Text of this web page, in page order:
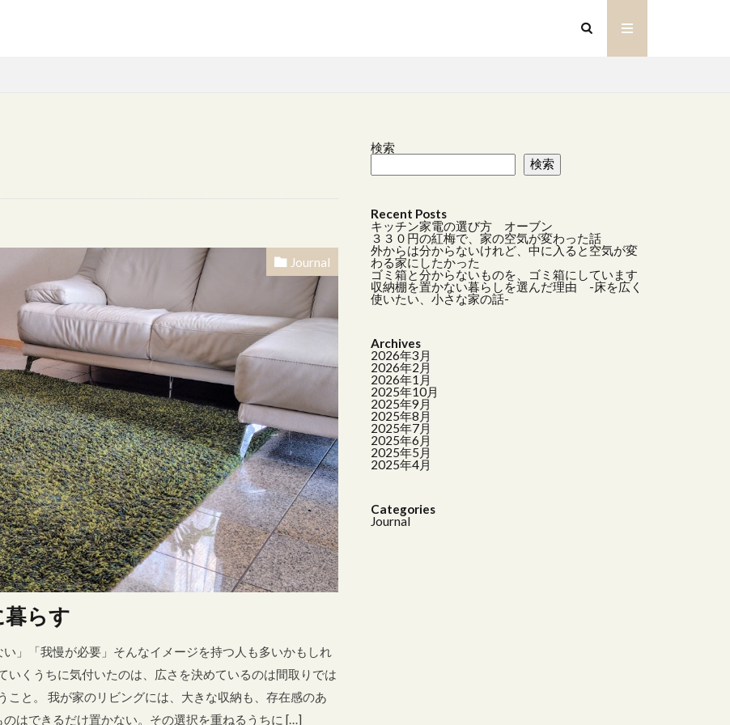
Journal
らす
」「我慢が必要」そんなイメージを持つ人も多いかもしれ
いくうちに気付いたのは、広さを決めているのは間取りでは
こと。 我が家のリビングには、大きな収納も、存在感のあ
はできるだけ置かない。その選択を重ねるうちに […]
検索
検索
Recent Posts
キッチン家電の選び方 オーブン
３３０円の紅梅で、家の空気が変わった話
外からは分からないけれど、中に入ると空気が変
わる家にしたかった
ゴミ箱と分からないものを、ゴミ箱にしています
収納棚を置かない暮らしを選んだ理由 -床を広く
使いたい、小さな家の話-
Archives
2026年3月
2026年2月
2026年1月
2025年10月
2025年9月
2025年8月
2025年7月
2025年6月
2025年5月
2025年4月
Categories
Journal
インテリア ゴミ箱 セネガルバスケット
インテリアコーディネート ウォールデコ
オーブン
ンアイテム
オブジェ お気に入り家具 お皿 カーテン
キッチン家電
ゴッホ シルバー スタイリッシュ スチールブラック
ストーリー
タイルシール タオルバー タオルハンガー ディッシュラック
テレビはいらない トースター
トイレインテリア
ーホルダー
トイレ収納 トイレ芳香剤 バスタオル ピザ
ブラス
ロジェクター ベビー用品 ボイルレースカーテン
ミニマムな暮らし
モビール ラダーシェルフ ランドリー
リビングダイニング
レース 一人で設置 一軒家 おしゃれインテリア
中古住宅
住宅ローン 住環境 体を包み込むタオル 優秀なお皿
マット 図工の作品 壁かけ 大判バスタオル 大型家具
大画面で映画
家電レンタル 寛ぎスペース 後付け収納 新居 新居生活
気球柄
風 玄関とキッチンに置いた 男前インテリア 省スペース収納
硬めの座面 空間を広く使う方法 突っ張りラック 築7年
結婚 花を飾る
検索